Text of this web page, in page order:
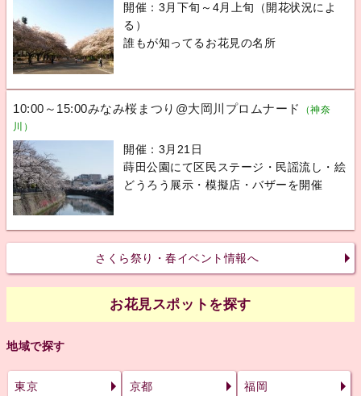
開催：3月下旬～4月上旬（開花状況によ
る）
誰もが知ってるお花見の名所
10:00～15:00みなみ桜まつり@大岡川プロムナード
（神奈
川）
開催：3月21日
蒔田公園にて区民ステージ・民謡流し・絵
どうろう展示・模擬店・バザーを開催
さくら祭り・春イベント情報へ
お花見スポットを探す
地域で探す
東京 京都 福岡